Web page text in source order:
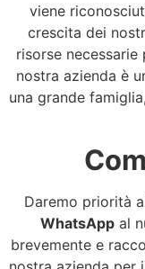
viene
crescita dei
risorse
nostra azienda è
una grande
Daremo priorità
WhatsApp al
brevemente e